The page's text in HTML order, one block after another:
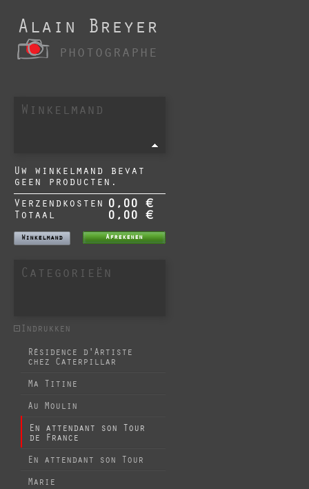
Alain Breyer
photographe
Winkelmand
Uw winkelmand bevat
geen producten.
Verzendkosten 0,00 €
Totaal 0,00 €
Winkelmand Afrekenen
Categorieën
Indrukken
Résidence d'Artiste
chez Caterpillar
Ma Titine
Au Moulin
En attendant son Tour
de France
En attendant son Tour
Marie